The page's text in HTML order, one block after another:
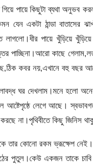
পায়ে কিছুটা ব্যথা অনুভব
একটা ঠান্ডা বাতাসের
পায়ে খুঁড়িয়ে
কাছে গেলাম,লতা
কবর নয়,এখানে বহু বছর আগে
ঘর দেখলাম।মনে হলো
আষ্টেপৃষ্ঠে লেগে আছে।
না।পৃথিবীতে কিছু জিনিস
তার কোনো রকম ভ্রূক্ষেপ
পুতুল।কেউ একজন তাকে